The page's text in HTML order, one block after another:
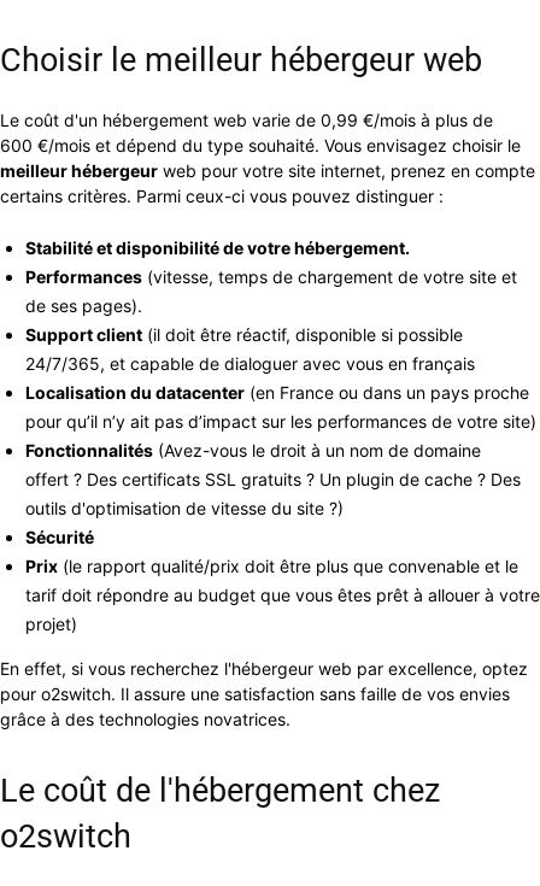
Choisir le meilleur hébergeur web
Le coût d'un hébergement web varie de 0,99 €/mois à plus de
600 €/mois et dépend du type souhaité. Vous envisagez choisir le
meilleur hébergeur web pour votre site internet, prenez en compte
certains critères. Parmi ceux-ci vous pouvez distinguer :
Stabilité et disponibilité de votre hébergement.
Performances (vitesse, temps de chargement de votre site et
de ses pages).
Support client (il doit être réactif, disponible si possible
24/7/365, et capable de dialoguer avec vous en français
Localisation du datacenter (en France ou dans un pays proche
pour qu’il n’y ait pas d’impact sur les performances de votre site)
Fonctionnalités (Avez-vous le droit à un nom de domaine
offert ? Des certificats SSL gratuits ? Un plugin de cache ? Des
outils d'optimisation de vitesse du site ?)
Sécurité
Prix (le rapport qualité/prix doit être plus que convenable et le
tarif doit répondre au budget que vous êtes prêt à allouer à votre
projet)
En effet, si vous recherchez l'hébergeur web par excellence, optez
pour o2switch. Il assure une satisfaction sans faille de vos envies
grâce à des technologies novatrices.
Le coût de l'hébergement chez
o2switch